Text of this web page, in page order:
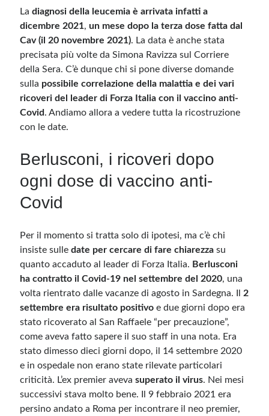
Ladiagnosi della leucemia è arrivata infatti a
dicembre 2021,un mese dopo la terza dose fatta dal
Cav (il 20 novembre 2021). La data è anche stata
precisata più volte da Simona Ravizza sul Corriere
della Sera. C’è dunque chi si pone diverse domande
sulla possibile correlazione della malattia e dei vari
ricoveri del leader di Forza Italia con il vaccino anti-
Covid. Andiamo allora a vedere tutta la ricostruzione
con le date.
Berlusconi, i ricoveri dopo
ogni dose di vaccino anti-
Covid
Per il momento si tratta solo di ipotesi, ma c’è chi
insiste sulledate per cercare di fare chiarezza su
quanto accaduto al leader di Forza Italia. Berlusconi
ha contratto il Covid-19 nel settembre del 2020, una
volta rientrato dalle vacanze di agosto in Sardegna. Il
2
settembre era risultato positivo e due giorni dopo era
stato ricoverato al San Raffaele “per precauzione”,
come aveva fatto sapere il suo staff in una nota. Era
stato dimesso dieci giorni dopo, il 14 settembre 2020
e in ospedale non erano state rilevate particolari
criticità. L’ex premier avevasuperato il virus. Nei mesi
successivi stava molto bene. Il 9 febbraio 2021 era
persino andato a Roma per incontrare il neo premier,